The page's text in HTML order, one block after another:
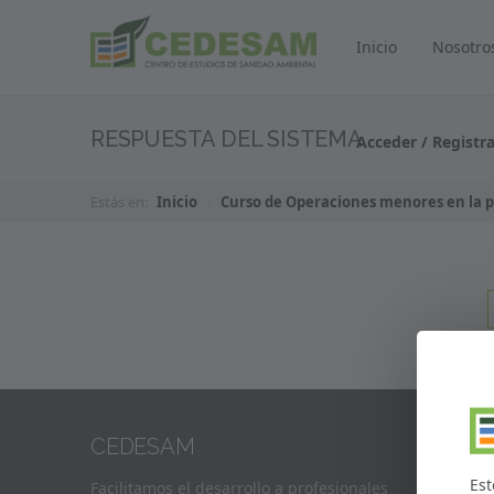
Inicio
Acceder /
RESPUESTA DEL SISTEMA
Inicio Curso de Operaciones menores en la
CEDESAM
Facilitamos el desarrollo a profesionales